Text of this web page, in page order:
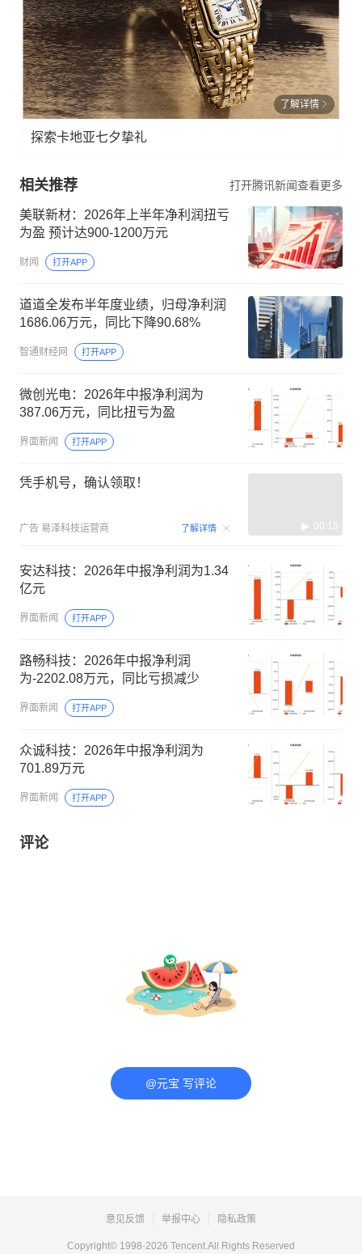
了解详情
探索卡地亚七夕挚礼
相关推荐 打开腾讯新闻查看更多
美联新材：2026年上半年净利润扭亏
为盈 预计达900-1200万元
财闻 打开APP
道道全发布半年度业绩，归母净利润
1686.06万元，同比下降90.68%
智通财经网 打开APP
微创光电：2026年中报净利润为
387.06万元，同比扭亏为盈
界面新闻 打开APP
凭手机号，确认领取！
广告 易泽科技运营商 了解详情 00:15
安达科技：2026年中报净利润为1.34
亿元
界面新闻 打开APP
路畅科技：2026年中报净利润
为-2202.08万元，同比亏损减少
界面新闻 打开APP
众诚科技：2026年中报净利润为
701.89万元
界面新闻 打开APP
评论
@元宝 写评论
意见反馈 举报中心 隐私政策
Copyright© 1998-2026 Tencent.All Rights Reserved